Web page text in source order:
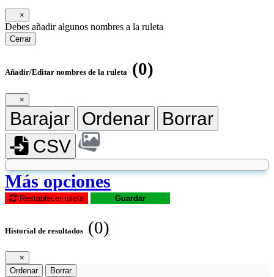
×
Debes añadir algunos nombres a la ruleta
Cerrar
Añadir/Editar nombres de la ruleta (0)
×
Barajar Ordenar
Borrar
CSV
Más opciones
Restablecer ruleta Guardar
Historial de resultados (0)
×
Ordenar
Borrar